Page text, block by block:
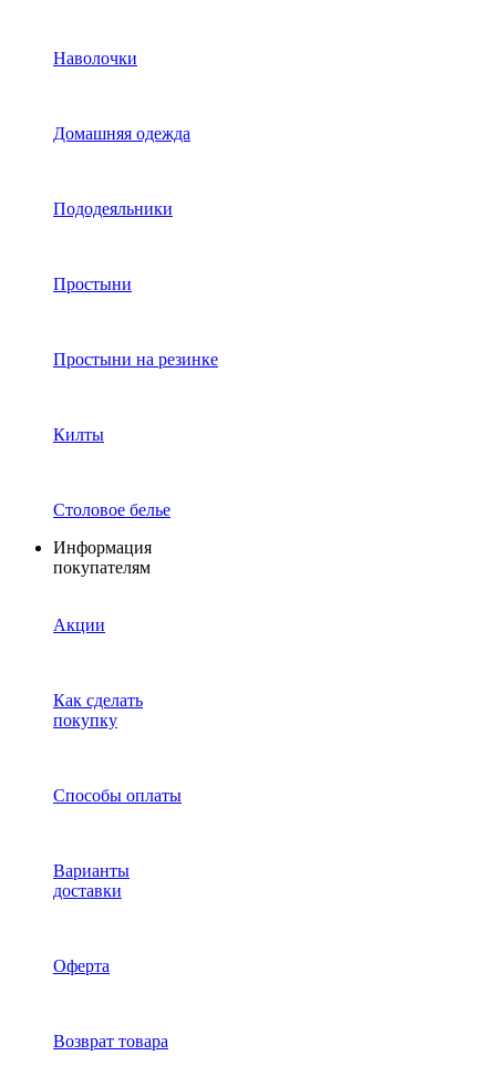
Наволочки
Домашняя одежда
Пододеяльники
Простыни
Простыни на резинке
Килты
Столовое белье
Информация
покупателям
Акции
Как сделать
покупку
Способы оплаты
Варианты
доставки
Оферта
Возврат товара